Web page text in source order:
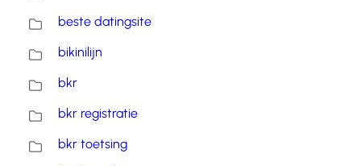
beste datingsite
bikinilijn
bkr
bkr registratie
bkr toetsing